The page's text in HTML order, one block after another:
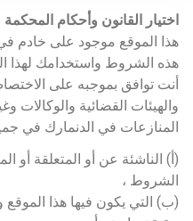
اختيار القانون وأحكام المحكمة
هذا الموقع موجود على خادم
هذه الشروط واستخدامك لهذا
أنت توافق بموجبه على
والهيئات القضائية
المنازعات في الدنمارك في
(أ) الناشئة عن أو المتعلقة أو
الشروط ،
(ب) التي يكون فيها هذا